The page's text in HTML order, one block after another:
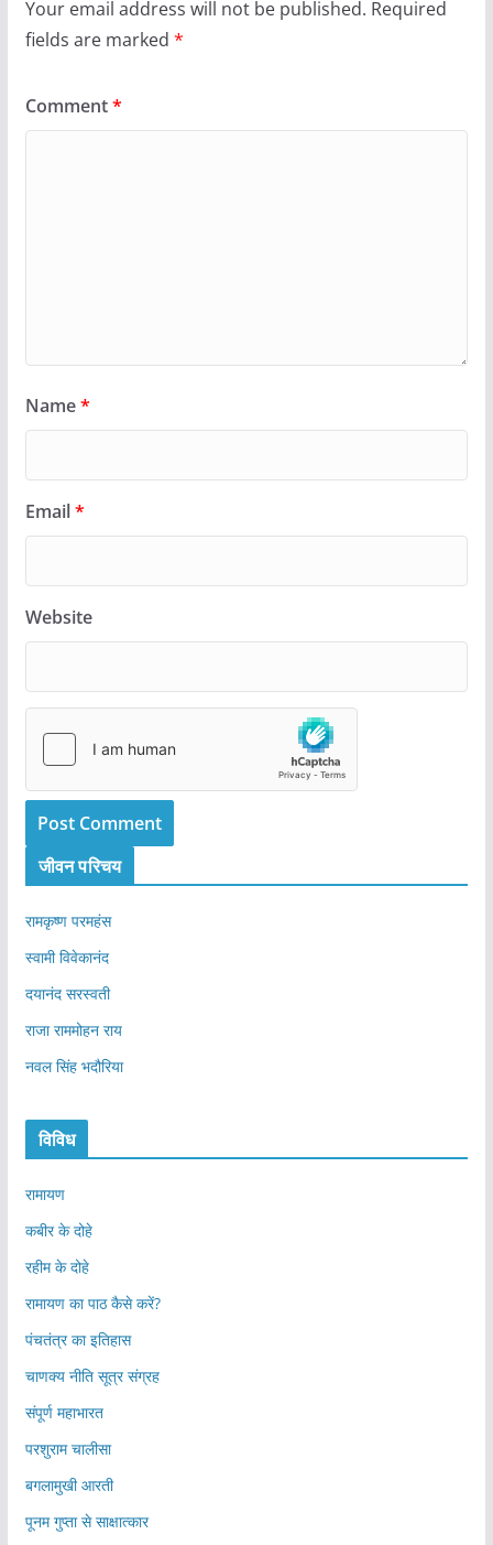
Your email address will not be published. Required
fields are marked *
Comment*
Name*
Email*
Website
जीवन परिचय
रामकृष्ण परमहंस
स्वामी विवेकानंद
दयानंद सरस्वती
राजा राममोहन राय
नवल सिंह भदौरिया
विविध
रामायण
कबीर के दोहे
रहीम के दोहे
रामायण का पाठ कैसे करें?
पंचतंत्र का इतिहास
चाणक्य नीति सूत्र संग्रह
संपूर्ण महाभारत
परशुराम चालीसा
बगलामुखी आरती
पूनम गुप्ता से साक्षात्कार